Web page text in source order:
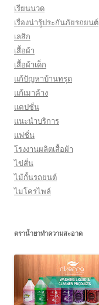
เรียนนวด
เรื่องน่ารู้ประกันภัยรถยนต์
เลสิก
เสื้อผ้า
เสื้อผ้าเด็ก
แก้ปัญหาบ้านทรุด
แก้เมาค้าง
แคปชั่น
แนะนำบริการ
แฟชั่น
โรงงานผลิตเสื้อผ้า
ไข่สั่น
ไม้กั้นรถยนต์
ไมโครไพล์
ตราน้ำยาทำความสะอาด